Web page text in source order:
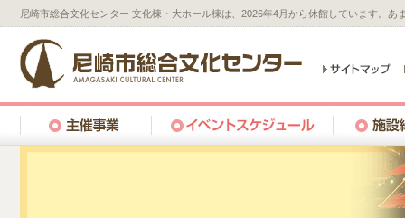
尼崎市総合文化センター 文化棟・大ホール棟は、2026年4月から休館しています。